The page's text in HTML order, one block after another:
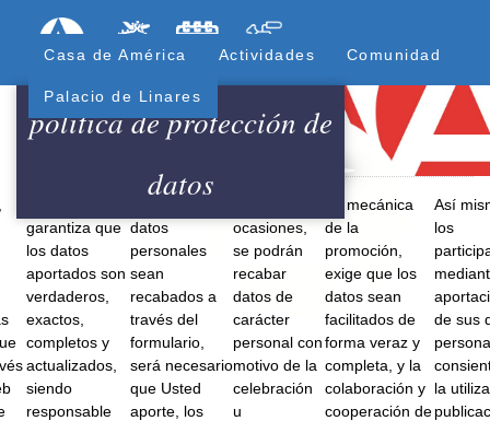
Menú Superior
Casa de América Actividades Comunidad
Palacio de Linares
política de protección de
datos
garantiza que
los datos
aportados son
verdaderos,
exactos,
completos y
actualizados,
siendo
responsable
datos
personales
sean
recabados a
través del
formulario,
será necesario
que Usted
aporte, los
ocasiones,
se podrán
recabar
datos de
carácter
personal con
motivo de la
celebración
u
La mecánica
de la
promoción,
exige que los
datos sean
facilitados de
forma veraz y
completa, y la
colaboración y
cooperación de
Así
los
de sus
la